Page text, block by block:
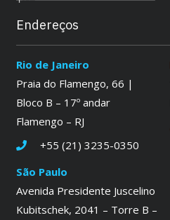
Endereços
Rio de Janeiro
Praia do Flamengo, 66 |
Bloco B – 17º andar
Flamengo – RJ
+55 (21) 3235-0350
São Paulo
Avenida Presidente Juscelino
Kubitschek, 2041 – Torre B –